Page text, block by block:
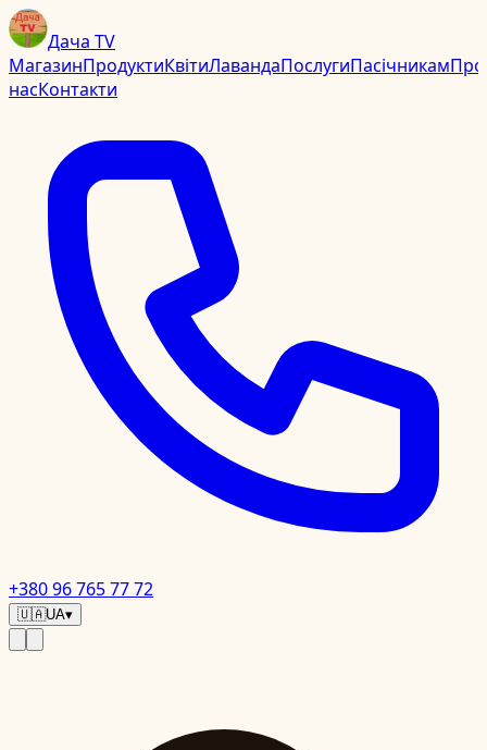
Дача TV
МагазинПродуктиКвітиЛавандаПослугиПасічникамПро
насКонтакти
+380 96 765 77 72
🇺🇦UA▾